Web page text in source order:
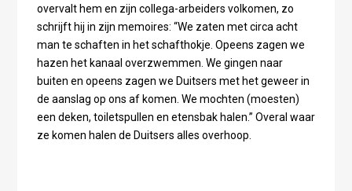
overvalt hem en zijn collega-arbeiders volkomen, zo
schrijft hij in zijn memoires: “We zaten met circa acht
man te schaften in het schafthokje. Opeens zagen we
hazen het kanaal overzwemmen. We gingen naar
buiten en opeens zagen we Duitsers met het geweer in
de aanslag op ons af komen. We mochten (moesten)
een deken, toiletspullen en etensbak halen.” Overal waar
ze komen halen de Duitsers alles overhoop.